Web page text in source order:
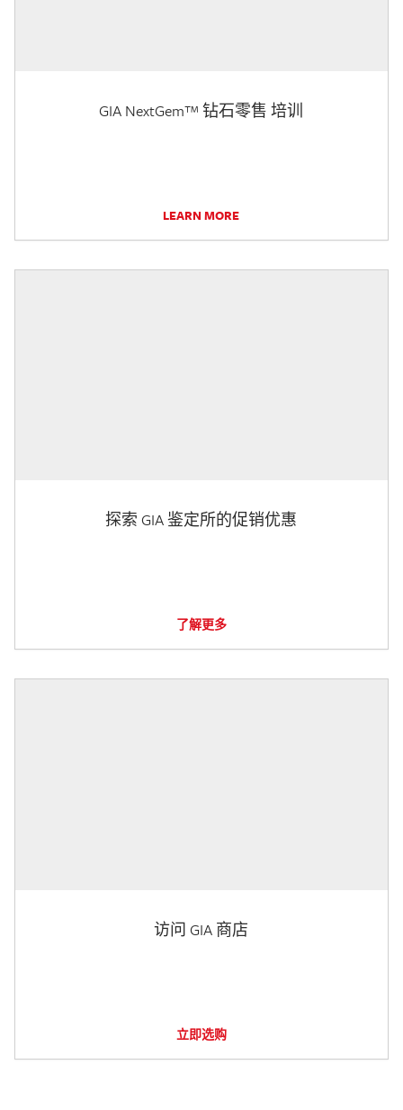
GIA NextGem™ 钻石零售 培训
LEARN MORE
探索 GIA 鉴定所的促销优惠
了解更多
访问 GIA 商店
立即选购